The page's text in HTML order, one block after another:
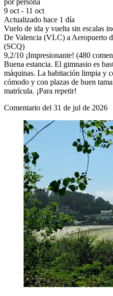
9 oct - 11 oct
Actualizado hace 1 día
Vuelo de ida y vuelta sin escalas
De Valencia (VLC) a Aeropuerto
(SCQ)
9,2/10 ¡Impresionante! (480
Buena estancia. El gimnasio es
máquinas. La habitación limpia y
cómodo y con plazas de buen
matrícula. ¡Para repetir!
Comentario del 31 de jul de 2026